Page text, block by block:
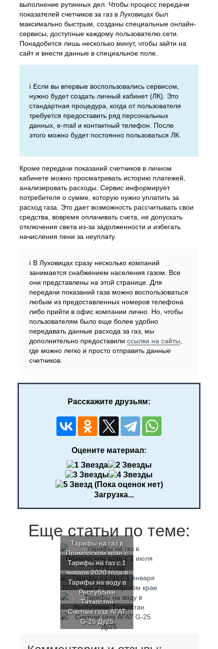
выполнение рутинных дел. Чтобы процесс передачи
показателей счетчиков за газ в Луховицах был
максимально быстрым, созданы специальные онлайн-
сервисы, доступные каждому пользователю сети.
Понадобится лишь несколько минут, чтобы зайти на
сайт и внести данные в специальное поле.
ℹ️ Если вы впервые воспользовались сервисом,
нужно будет создать личный кабинет (ЛК). Это
стандартная процедура, когда от пользователя
требуется предоставить ряд персональных
данных, e-mail и контактный телефон. После
этого можно будет постоянно пользоваться ЛК.
Кроме передачи показаний счетчиков в личном
кабинете можно просматривать историю платежей,
анализировать расходы. Сервис информирует
потребителя о сумме, которую нужно уплатить за
расход газа. Это дает возможность рассчитывать свои
средства, вовремя оплачивать счета, не допускать
отключения света из-за задолженности и избегать
начисления пени за неуплату.
ℹ️ В Луховицах сразу несколько компаний
занимается снабжением населения газом. Все
они представлены на этой странице. Для
передачи показаний газа можно воспользоваться
любым из предоставленных номеров телефона
либо прийти в офис компании лично. Но, чтобы
пользователям было еще более удобно
передавать данные расхода за газ, мы
дополнительно предоставили ссылки на сайты
где можно легко и просто отправить данные
счетчиков.
Расскажите друзьям:
Оцените материал:
(Пока оценок нет)
Загрузка...
Еще статьи по теме:
Тарифы на газ в
Приморском крае с
1 июля 2019 года
Тарифы на газ с 1
января 2020 года в
Приморском крае
Тарифы на воду в
Республике
Татарстан
Счетчик газа АГАТ
G-25 Ду25